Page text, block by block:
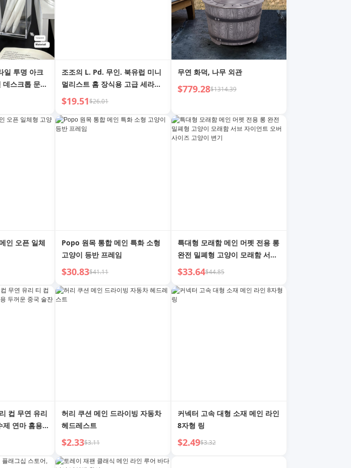
일 투명 아크
스크톱 문구
업 브러쉬 보
조조의 L. Pd. 무인. 북유럽 미니
멀리스트 홈 장식용 고급 세라믹
화분 | Nobody
$19.51$26.01
무연 화덕, 나무 외관
$779.28$1314.39
인 오픈 일체
Popo 원목 통합 메인 특화 소형
고양이 등반 프레임
$30.83$41.11
특대형 모래함 메인 머펫 전용 롱
완전 밀폐형 고양이 모래함 서브
자이언트 오버사이즈 고양이 변
$33.64$44.85
컵 무연 유리
제 연마 홈용
허리 쿠션 메인 드라이빙 자동차
헤드레스트
$2.33$3.11
커넥터 고속 대형 소재 메인 라인
8자형 링
$2.49$3.32